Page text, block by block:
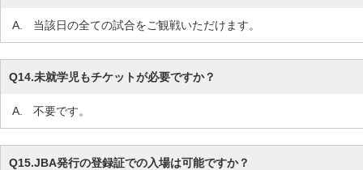
A. 当該日の全ての試合をご観戦いただけます。
Q14.未就学児もチケットが必要ですか？
A. 不要です。
Q15.JBA発行の登録証での入場は可能ですか？